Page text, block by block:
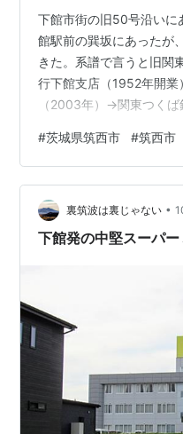
下館市街の旧50号沿いに
館駅前の巽坂にあったが
きた。系譜で言うと旧関
行下館支店（1952年開
（2003年）→関東つく
の県西地区での拠点とし
規模で整備されている。
https://
#茨城県筑西市 #筑西市
裏筑波は裏じゃない •
下館発の中堅スーパー